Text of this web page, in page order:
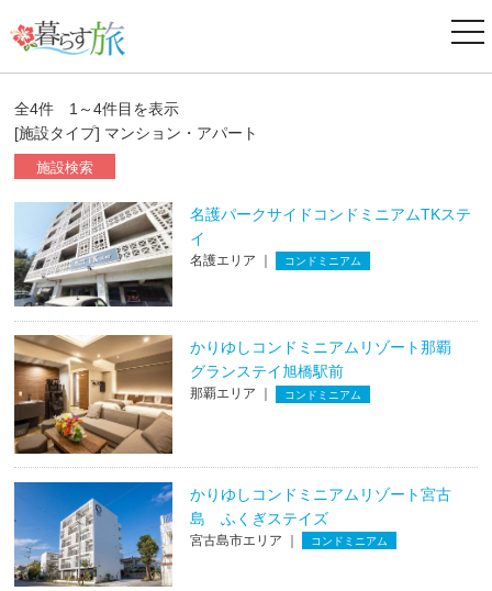
ナ
ビ
全4件 1～4件目を表示
[施設タイプ] マンション・アパート
施設検索
名護パークサイドコンドミニアムTKステ
イ
名護エリア ｜ コンドミニアム
かりゆしコンドミニアムリゾート那覇
グランステイ旭橋駅前
那覇エリア ｜ コンドミニアム
かりゆしコンドミニアムリゾート宮古
島 ふくぎステイズ
宮古島市エリア ｜ コンドミニアム